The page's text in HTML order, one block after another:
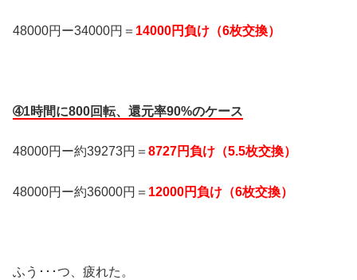
48000円ー34000円＝ 14000円負け（6枚交換）
➃1時間に800回転、還元率90%のケース
48000円ー約39273円＝ 8727円負け（5.5枚交換）
48000円ー約36000円＝ 12000円負け（6枚交換）
ふう･･･つ、疲れた。